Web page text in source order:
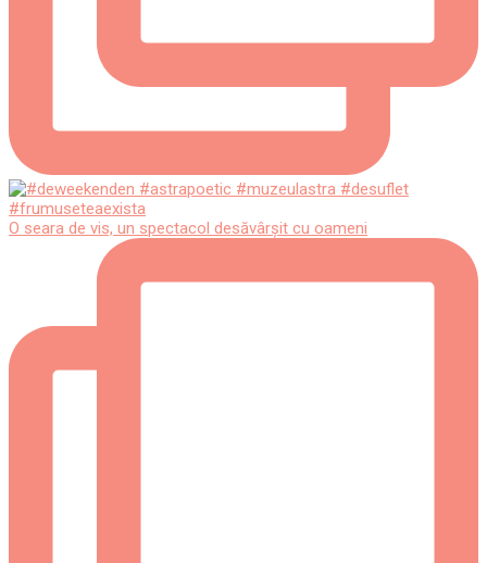
O seara de vis, un spectacol desăvârșit cu oameni